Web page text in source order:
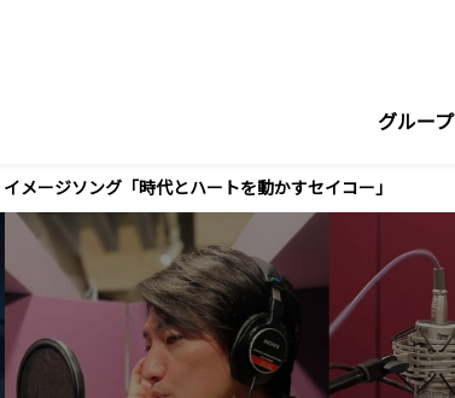
グループ
イメージソング「時代とハートを動かすセイコー」